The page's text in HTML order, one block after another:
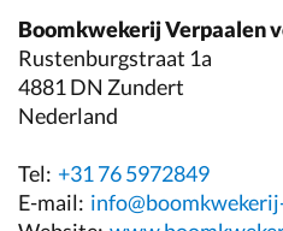
Boomkwekerij Verpaalen
Rustenburgstraat 1a
4881 DN Zundert
Nederland
Tel: +31 76 5972849
E-mail: